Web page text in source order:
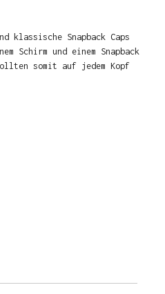
klassische Snapback Caps
Schirm und einem Snapback
somit auf jedem Kopf